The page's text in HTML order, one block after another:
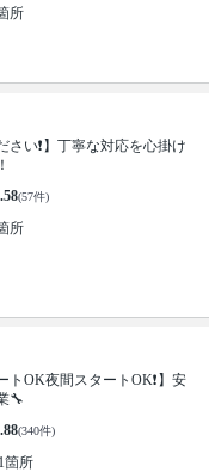
所
さい❗️】丁寧な対応を心掛け
(57件)
所
トOK夜間スタートOK❗️】安
🔧
(340件)
箇所